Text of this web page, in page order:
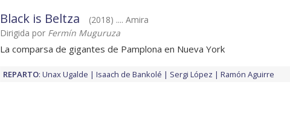
Black is Beltza
(2018) .... Amira
Dirigida por Fermín Muguruza
La comparsa de gigantes de Pamplona en Nueva York
REPARTO: Unax Ugalde Isaach de Bankolé Sergi López Ramón Aguirre